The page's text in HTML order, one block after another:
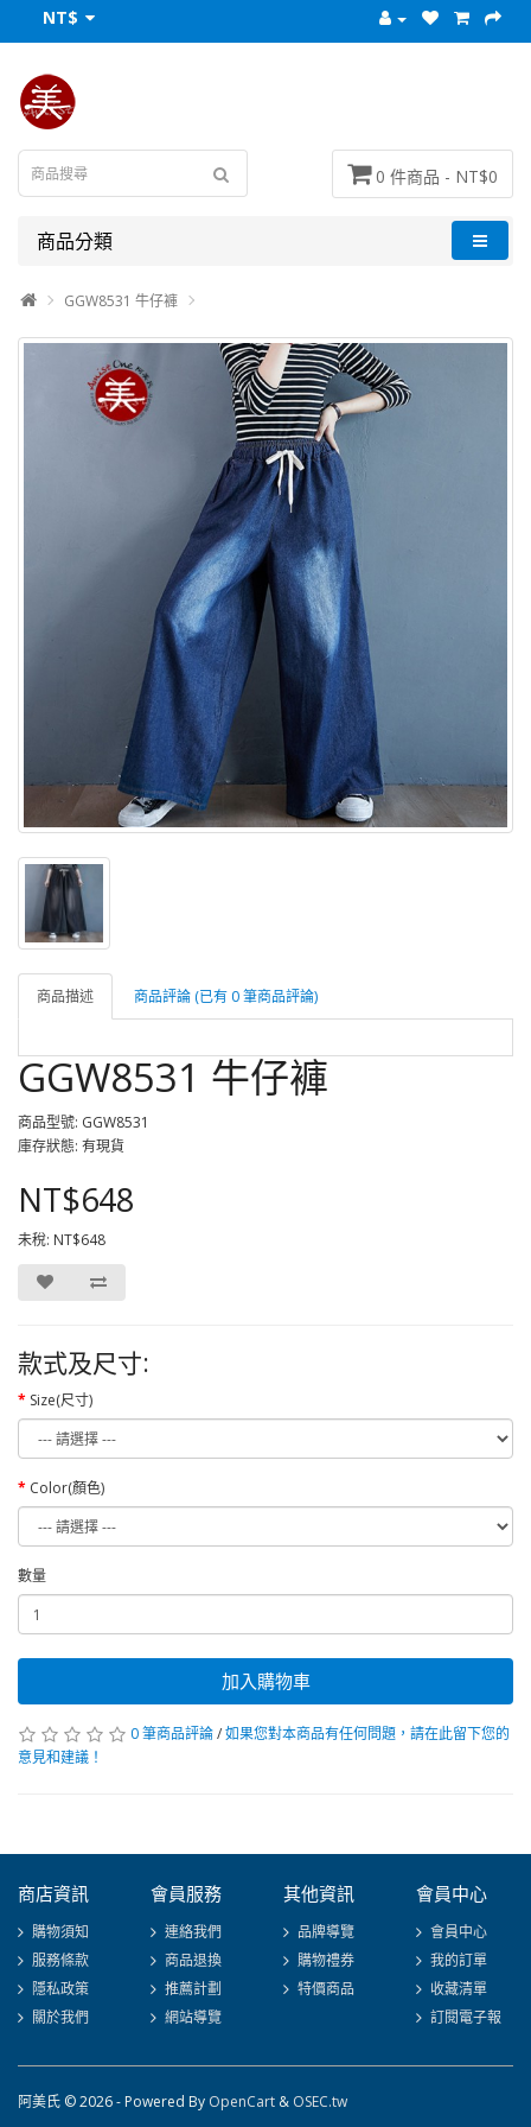
NT$
0 件商品 - NT$0
商品分類
GGW8531 牛仔褲
商品描述 商品評論 (已有 0 筆商品評論)
GGW8531 牛仔褲
商品型號: GGW8531
庫存狀態: 有現貨
NT$648
未稅: NT$648
款式及尺寸:
Size(尺寸)
Color(顏色)
數量
加入購物車
0 筆商品評論/如果您對本商品有任何問題，請在此留下您的
意見和建議！
商店資訊
購物須知
服務條款
隱私政策
關於我們
會員服務
連絡我們
商品退換
推薦計劃
網站導覽
其他資訊
品牌導覽
購物禮券
特價商品
會員中心
會員中心
我的訂單
收藏清單
訂閱電子報
阿美氏 © 2026 - Powered By OpenCart & OSEC.tw